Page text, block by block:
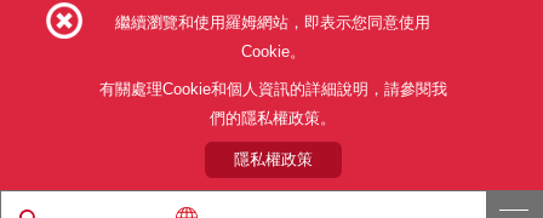
Follow Us
利用目的 隱私權政策
關於本公司產品銷售之標準條款(PDF)
繼續瀏覽和使用羅姆網站，即表示您同意使用
Cookie。
有關處理Cookie和個人資訊的詳細說明，請參閱我
們的隱私權政策。
隱私權政策